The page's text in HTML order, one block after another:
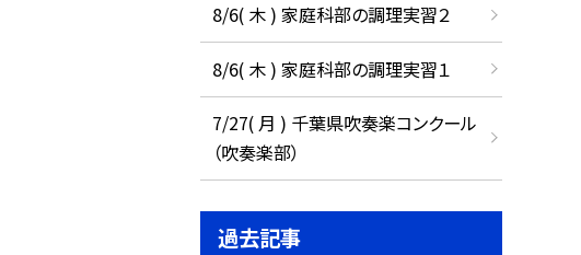
8/6( 木 ) 家庭科部の調理実習２
8/6( 木 ) 家庭科部の調理実習１
7/27( 月 ) 千葉県吹奏楽コンクール
（吹奏楽部）
過去記事